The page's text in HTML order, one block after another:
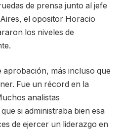
de prensa junto al jefe
el opositor Horacio
los niveles de
aprobación, más incluso que
Fue un récord en la
analistas
si administraba bien esa
de ejercer un liderazgo en